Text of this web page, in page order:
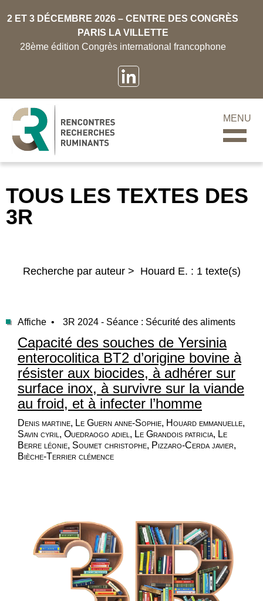
2 ET 3 DÉCEMBRE 2026 – CENTRE DES CONGRÈS
PARIS LA VILLETTE
28ème édition Congrès international francophone
MENU
TOUS LES TEXTES DES
3R
Recherche par auteur > Houard E. : 1 texte(s)
Affiche • 3R 2024 - Séance : Sécurité des aliments
Capacité des souches de Yersinia
enterocolitica BT2 d’origine bovine à
résister aux biocides, à adhérer sur
surface inox, à survivre sur la viande
au froid, et à infecter l’homme
Denis martine, Le Guern anne-Sophie, Houard emmanuelle,
Savin cyril, Ouedraogo adiel, Le Grandois patricia, Le
Berre léonie, Soumet christophe, Pizzaro-Cerda javier,
Bièche-Terrier clémence